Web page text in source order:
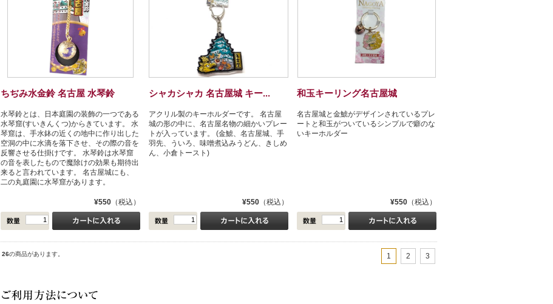
ちぢみ水金鈴 名古屋 水琴鈴
水琴鈴とは、日本庭園の装飾の一つである
水琴窟(すいきんくつ)からきています。 水
琴窟は、手水鉢の近くの地中に作り出した
空洞の中に水滴を落下させ、その際の音を
反響させる仕掛けです。 水琴鈴は水琴窟
の音を表したもので魔除けの効果も期待出
来ると言われています。 名古屋城にも、
二の丸庭園に水琴窟があります。
¥550 （税込）
シャカシャカ 名古屋城 キー...
アクリル製のキーホルダーです。 名古屋
城の形の中に、名古屋名物の細かいプレー
トが入っています。 (金鯱、名古屋城、手
羽先、ういろ、味噌煮込みうどん、きしめ
ん、小倉トースト)
¥550 （税込）
和玉キーリング名古屋城
名古屋城と金鯱がデザインされているプレ
ートと和玉がついているシンプルで癖のな
いキーホルダー
¥550 （税込）
26の商品があります。 1 2 3